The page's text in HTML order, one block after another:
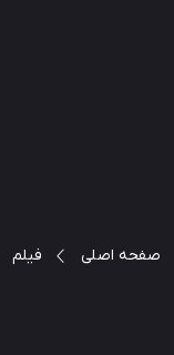
صفحه اصلی فیلم